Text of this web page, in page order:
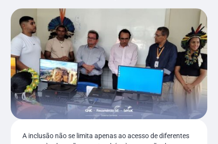
A inclusão não se limita apenas ao acesso de diferentes